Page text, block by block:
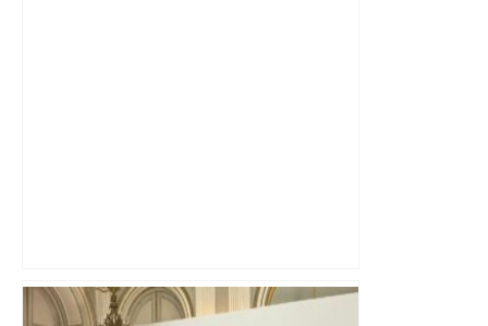
Les pompiers sont intervenus place du